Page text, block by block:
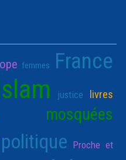
femmes France
justice livres
mosquées
politique Proche et